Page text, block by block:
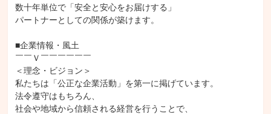
数十年単位で「安全と安心をお届けする」
パートナーとしての関係が築けます。
■企業情報・風土
￣￣Ｖ￣￣￣￣￣￣
＜理念・ビジョン＞
私たちは「公正な企業活動」を第一に掲げています。
法令遵守はもちろん、
社会や地域から信頼される経営を行うことで、